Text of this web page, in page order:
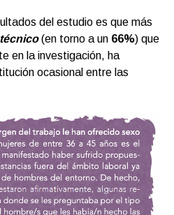
del estudio es que más
(en torno a un 66%) que
en la investigación, ha
ocasional entre las